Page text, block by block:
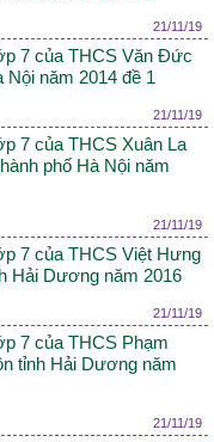
21/11/19
7 của THCS Văn Đức
năm 2014 đề 1
21/11/19
7 của THCS Xuân La
phố Hà Nội năm
21/11/19
7 của THCS Việt Hưng
Hải Dương năm 2016
21/11/19
7 của THCS Phạm
tỉnh Hải Dương năm
21/11/19